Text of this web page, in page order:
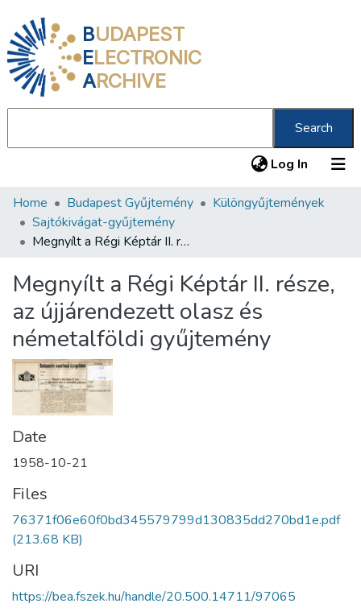
BUDAPEST
ELECTRONIC
ARCHIVE
Search
Log In (current)
Communities & Collections
All of DSpace
About us
Home Budapest Gyűjtemény
Különgyűjtemények
Sajtókivágat-gyűjtemény
Megnyílt a Régi Képtár II. része, az újjárendezett olasz és németalföldi gyűjtemény
Megnyílt a Régi Képtár II. része,
az újjárendezett olasz és
németalföldi gyűjtemény
Date
1958-10-21
Files
76371f06e60f0bd345579799d130835dd270bd1e.pdf
(213.68 KB)
URI
https://bea.fszek.hu/handle/20.500.14711/97065